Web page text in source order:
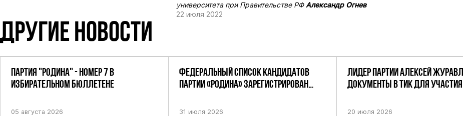
университета при Правительстве РФ Александр Огнев
22 июля 2022
ДРУГИЕ НОВОСТИ
ПАРТИЯ "РОДИНА" - НОМЕР 7 В
ИЗБИРАТЕЛЬНОМ БЮЛЛЕТЕНЕ
05 августа 2026
ФЕДЕРАЛЬНЫЙ СПИСОК КАНДИДАТОВ
ПАРТИИ «РОДИНА» ЗАРЕГИСТРИРОВАН
31 июля 2026
ЛИДЕР ПАРТИИ АЛЕКСЕЙ
ДОКУМЕНТЫ В ТИК ДЛЯ
ПО НЕФТЕКАМСКОМУ
20 июля 2026